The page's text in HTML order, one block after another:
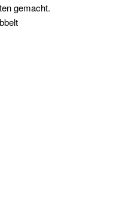
gemacht.